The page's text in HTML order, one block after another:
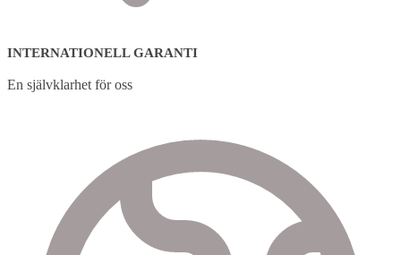
INTERNATIONELL GARANTI
En självklarhet för oss